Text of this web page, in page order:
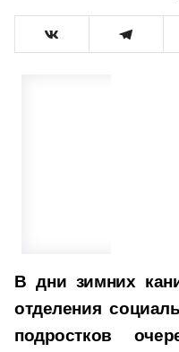
В дни зимних
отделения
подростков